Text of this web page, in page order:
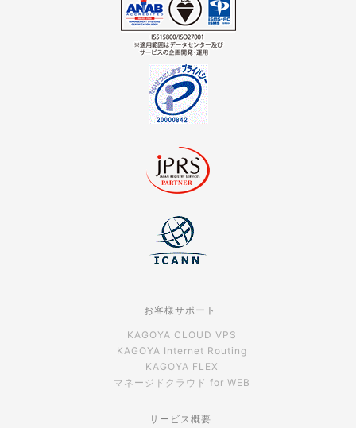
お客様サポート
KAGOYA CLOUD VPS
KAGOYA Internet Routing
KAGOYA FLEX
マネージドクラウド for WEB
サービス概要